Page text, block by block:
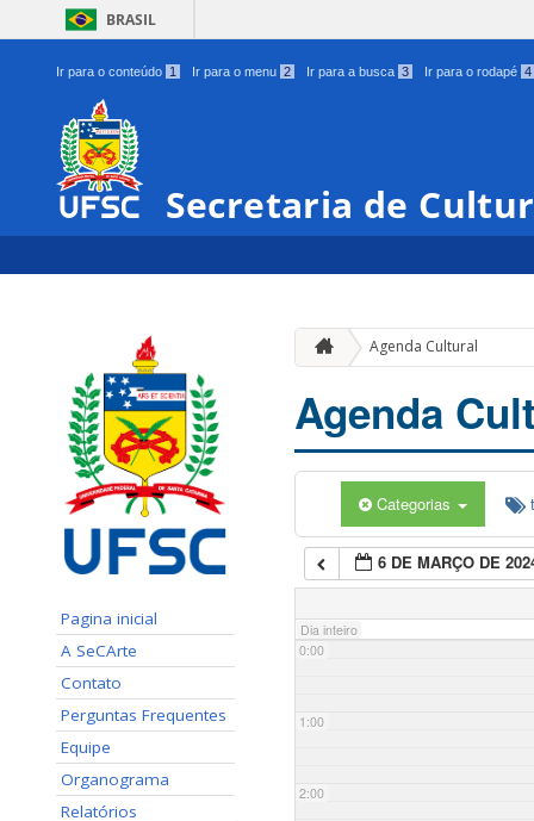
BRASIL
Ir para o conteúdo 1 Ir para o menu 2 Ir para a busca 3 Ir para o rodapé 4
Secretaria de
Pagina inicial
A SeCArte
Contato
Perguntas Frequentes
Equipe
Organograma
Relatórios
Agenda Cultural
Agenda
Categorias
6 DE MARÇO DE
Dia inteiro
0:00
1:00
2:00